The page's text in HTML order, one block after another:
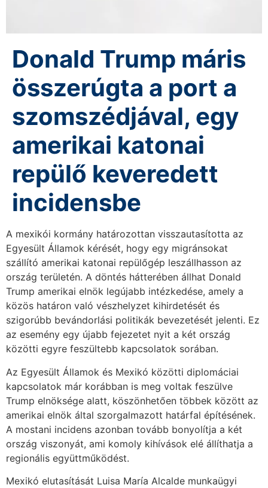
Donald Trump máris
összerúgta a port a
szomszédjával, egy
amerikai katonai
repülő keveredett
incidensbe
A mexikói kormány határozottan visszautasította az
Egyesült Államok kérését, hogy egy migránsokat
szállító amerikai katonai repülőgép leszállhasson az
ország területén. A döntés hátterében állhat Donald
Trump amerikai elnök legújabb intézkedése, amely a
közös határon való vészhelyzet kihirdetését és
szigorúbb bevándorlási politikák bevezetését jelenti. Ez
az esemény egy újabb fejezetet nyit a két ország
közötti egyre feszültebb kapcsolatok sorában.
Az Egyesült Államok és Mexikó közötti diplomáciai
kapcsolatok már korábban is meg voltak feszülve
Trump elnöksége alatt, köszönhetően többek között az
amerikai elnök által szorgalmazott határfal építésének.
A mostani incidens azonban tovább bonyolítja a két
ország viszonyát, ami komoly kihívások elé állíthatja a
regionális együttműködést.
Mexikó elutasítását Luisa María Alcalde munkaügyi